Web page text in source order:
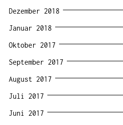
Dezember 2018
Januar 2018
Oktober 2017
September 2017
August 2017
Juli 2017
Juni 2017